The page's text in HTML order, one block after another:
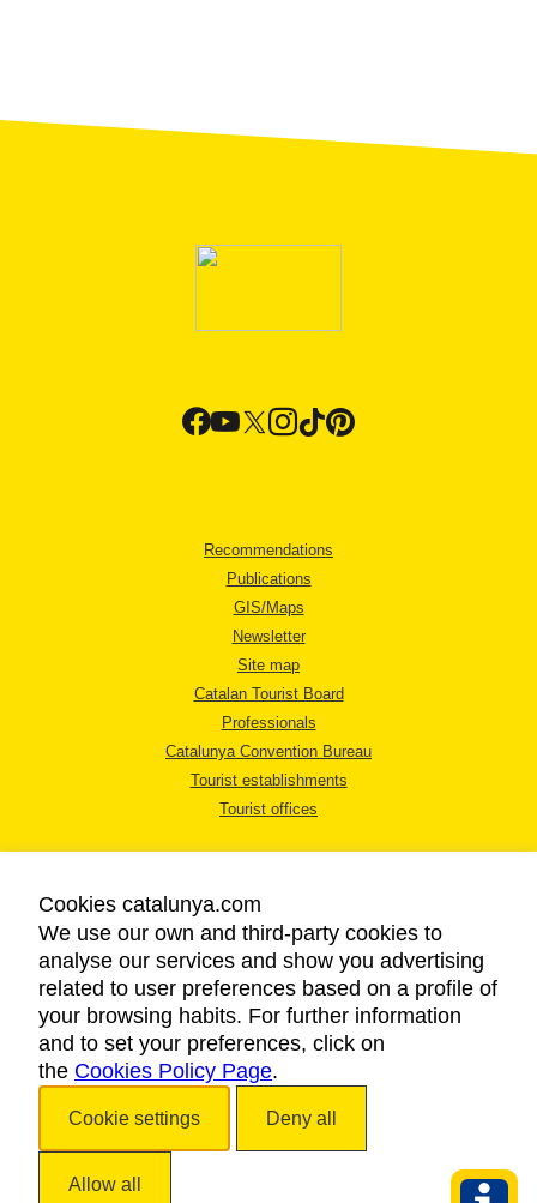
Recommendations
Publications
GIS/Maps
Newsletter
Site map
Catalan Tourist Board
Professionals
Catalunya Convention Bureau
Tourist establishments
Tourist offices
LEGAL NOTICE
PRIVACY POLICY
COOKIES POLICY
ACCESSIBILITY
Cookies catalunya.com
We use our own and third-party cookies to
analyse our services and show you advertising
related to user preferences based on a profile of
your browsing habits. For further information
and to set your preferences, click on
the Cookies Policy Page.
Cookie settings Deny all
Allow all